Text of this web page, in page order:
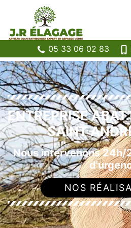
05 33 06 02 83
ENTREPRISE
SAINT
Nous intervenons 24h/
NOS